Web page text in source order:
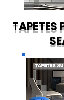
TAPETES